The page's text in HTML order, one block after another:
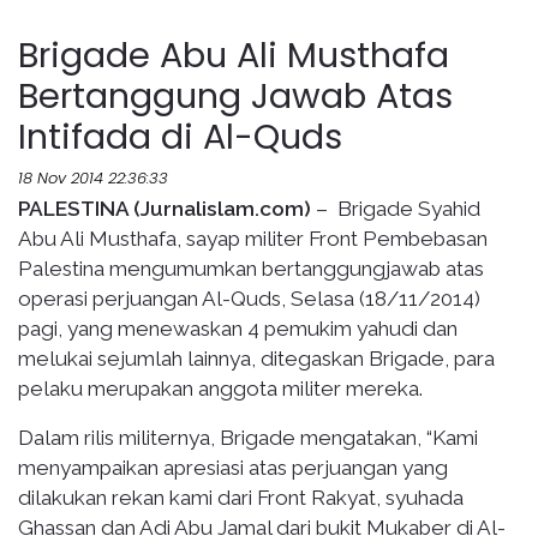
Brigade Abu Ali Musthafa
Bertanggung Jawab Atas
Intifada di Al-Quds
18 Nov 2014 22:36:33
PALESTINA (Jurnalislam.com) – Brigade Syahid
Abu Ali Musthafa, sayap militer Front Pembebasan
Palestina mengumumkan bertanggungjawab atas
operasi perjuangan Al-Quds, Selasa (18/11/2014)
pagi, yang menewaskan 4 pemukim yahudi dan
melukai sejumlah lainnya, ditegaskan Brigade, para
pelaku merupakan anggota militer mereka.
Dalam rilis militernya, Brigade mengatakan, “Kami
menyampaikan apresiasi atas perjuangan yang
dilakukan rekan kami dari Front Rakyat, syuhada
Ghassan dan Adi Abu Jamal dari bukit Mukaber di Al-